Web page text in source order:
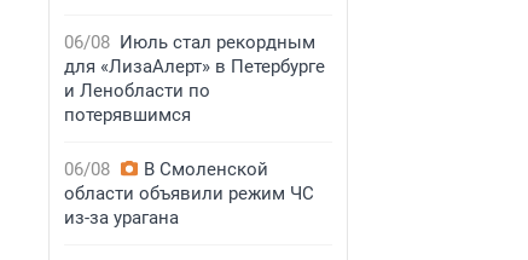
06/08 Июль стал рекордным
для «ЛизаАлерт» в Петербурге
и Ленобласти по
потерявшимся
06/08
В Смоленской
области объявили режим ЧС
из-за урагана